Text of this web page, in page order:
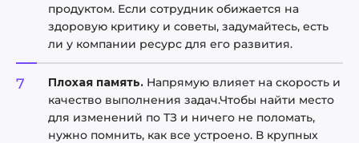
продуктом. Если сотрудник обижается на
здоровую критику и советы, задумайтесь, есть
ли у компании ресурс для его развития.
Плохая память. Напрямую влияет на скорость и
качество выполнения задач.Чтобы найти место
для изменений по ТЗ и ничего не поломать,
нужно помнить, как все устроено. В крупных